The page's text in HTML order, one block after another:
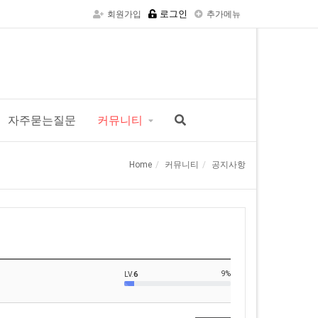
회원가입 로그인 추가메뉴
자주묻는질문 커뮤니티
Home 커뮤니티 공지사항
LV.6 9%